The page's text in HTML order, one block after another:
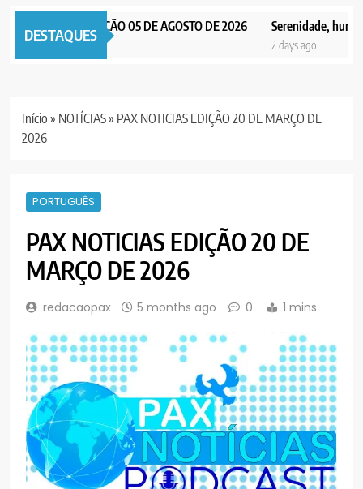
DESTAQUES
PAX NOTICIAS EDIÇÃO 05 DE AGOSTO DE 2026
2 days ago
Serenidade,
2 days ago
Início » NOTÍCIAS» PAX NOTICIAS EDIÇÃO 20 DE MARÇO DE
2026
PORTUGUÊS
PAX NOTICIAS EDIÇÃO 20 DE
MARÇO DE 2026
redacaopax 5 months ago 0 1 mins